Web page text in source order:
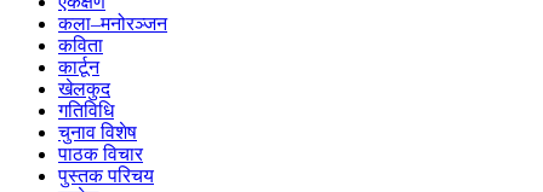
कला–मनोरञ्जन
कविता
कार्टून
खेलकुद
गतिविधि
चुनाव विशेष
पाठक विचार
पुस्तक परिचय